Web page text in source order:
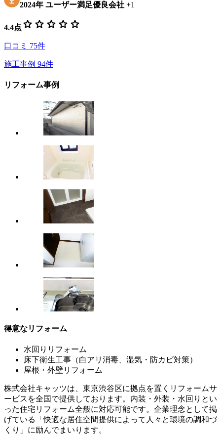
2024年 ユーザー満足優良会社 +1
4.4点 star star star star star
口コミ 75件
施工事例 94件
リフォーム事例
得意なリフォーム
水回りリフォーム
床下衛生工事（白アリ消毒、湿気・防カビ対策）
屋根・外壁リフォーム
株式会社キャッツは、東京渋谷区に拠点を置くリフォームサ
ービスを全国で提供しております。内装・外装・水回りとい
った住宅リフォーム全般に対応可能です。企業理念として掲
げている「快適な居住空間提供によって人々と環境の調和づ
くり」に励んでまいります。